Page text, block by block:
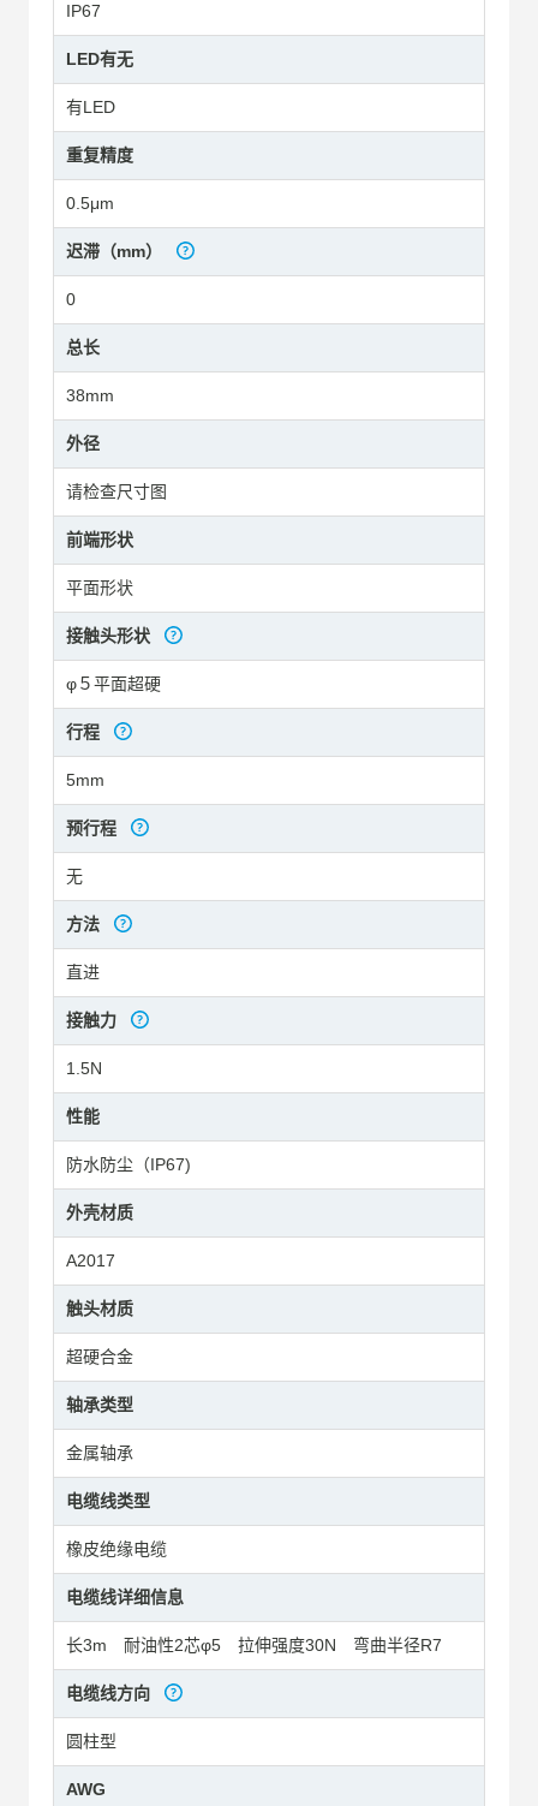
IP67
LED有无
有LED
重复精度
0.5μm
迟滞（mm）
0
总长
38mm
外径
请检查尺寸图
前端形状
平面形状
接触头形状
φ５平面超硬
行程
5mm
预行程
无
方法
直进
接触力
1.5N
性能
防水防尘（IP67)
外壳材质
A2017
触头材质
超硬合金
轴承类型
金属轴承
电缆线类型
橡皮绝缘电缆
电缆线详细信息
长3m 耐油性2芯φ5 拉伸强度30N 弯曲半径R7
电缆线方向
圆柱型
AWG